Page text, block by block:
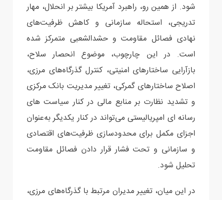
شود. از همین رو، راهبرد آمریکا بیشتر بر انحلال، مهار
تدریجی، استحاله سازمانی و کاهش ظرفیت‌های
نهادی فصائل مقاومت و حشدالشعبی متمرکز شده
است. در این چارچوب، موضوع انحصار سلاح،
بازآرایی ساختارهای امنیتی، کنترل گذرگاه‌های مرزی،
اصلاح ساختارهای گمرکی، تغییر مدیریت بانک مرکزی
و تشدید نظارت بر منابع مالی در کنار سیاست های
رسانه ای امپریالیستی می‌تواند در کنار یکدیگر به‌عنوان
اجزای مکمل برای محدودسازی ظرفیت‌های اقتصادی
و سازمانی و تحت فشار قرار دادن فصائل مقاومت
تحلیل شود.
در این میان، تغییر مدیران مرتبط با گذرگاه‌های مرزی،